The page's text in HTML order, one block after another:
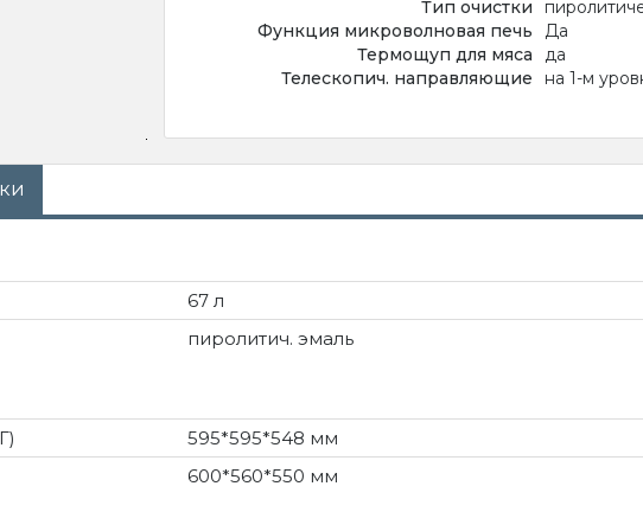
Тип очистки
Функция микроволновая печь
Да
Термощуп для мяса
да
Телескопич. направляющие
на 1-м
67 л
пиролитич. эмаль
595*595*548 мм
600*560*550 мм